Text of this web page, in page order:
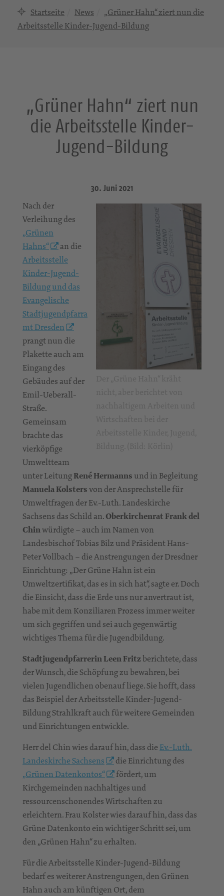
Startseite News
„Grüner Hahn“ ziert nun die
Arbeitsstelle Kinder-Jugend-Bildung
„Grüner Hahn“ ziert nun
die Arbeitsstelle Kinder-
Jugend-Bildung
30. Juni 2021
Nach der
Verleihung des
„Grünen
Hahns“
an die
Arbeitsstelle
Kinder-Jugend-
Bildung und das
Evangelische
Stadtjugendpfarra
mt Dresden
prangt nun die
Plakette auch am
Eingang des
Gebäudes auf der
Emil-Ueberall-
Straße.
Gemeinsam
brachte das
vierköpfige
Umweltteam
unter LeitungRené Hermanns und in Begleitung
Manuela Kolstersvon der Ansprechstelle für
Umweltfragen der Ev.-Luth. Landeskirche
Sachsens das Schild an.Oberkirchenrat Frank del
Chinwürdigte – auch im Namen von
Landesbischof Tobias Bilz und Präsident Hans-
Peter Vollbach – die Anstrengungen der Dresdner
Einrichtung: „Der Grüne Hahn ist ein
Umweltzertifikat, das es in sich hat“, sagte er. Doch
die Einsicht, dass die Erde uns nur anvertraut ist,
habe mit dem Konziliaren Prozess immer weiter
um sich gegriffen und sei auch gegenwärtig
wichtiges Thema für die Jugendbildung.
Stadtjugendpfarrerin Leen Fritzberichtete, dass
der Wunsch, die Schöpfung zu bewahren, bei
vielen Jugendlichen obenauf liege. Sie hofft, dass
das Beispiel der Arbeitsstelle Kinder-Jugend-
Bildung Strahlkraft auch für weitere Gemeinden
und Einrichtungen entwickle.
Herr del Chin wies darauf hin, dass die Ev.-Luth.
Landeskirche Sachsens
die Einrichtung des
„Grünen Datenkontos“
fördert, um
Kirchgemeinden nachhaltiges und
ressourcenschonendes Wirtschaften zu
erleichtern. Frau Kolster wies darauf hin, dass das
Grüne Datenkonto ein wichtiger Schritt sei, um
den „Grünen Hahn“ zu erhalten.
Für die Arbeitsstelle Kinder-Jugend-Bildung
bedarf es weiterer Anstrengungen, den Grünen
Hahn auch am künftigen Ort, dem